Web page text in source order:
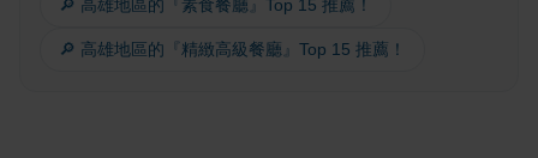
🔎 高雄地區的『素食餐廳』Top 15 推薦！
🔎 高雄地區的『精緻高級餐廳』Top 15 推薦！